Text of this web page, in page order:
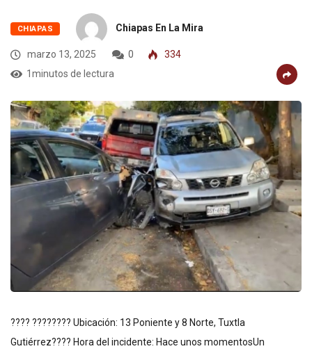
CHIAPAS Chiapas En La Mira
marzo 13, 2025 0
334
1minutos de lectura
???? ???????? Ubicación: 13 Poniente y 8 Norte, Tuxtla
Gutiérrez???? Hora del incidente: Hace unos momentosUn